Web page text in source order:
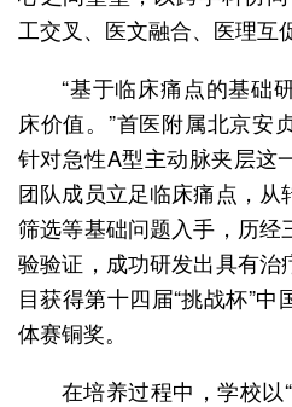
工交叉、医文融合、医理互
“基于临床痛点的基础
床价值。”首医附属北京安
针对急性A型主动脉夹层这
团队成员立足临床痛点，
筛选等基础问题入手，历经
验验证，成功研发出具有治
目获得第十四届“挑战杯”
体赛铜奖。
在培养过程中，学校以